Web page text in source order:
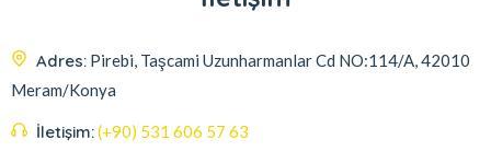
Adres: Pirebi, Taşcami Uzunharmanlar Cd NO:114/A, 42010
Meram/Konya
İletişim:(+90) 531 606 57 63